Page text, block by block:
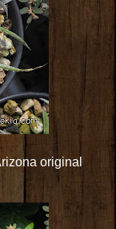
original